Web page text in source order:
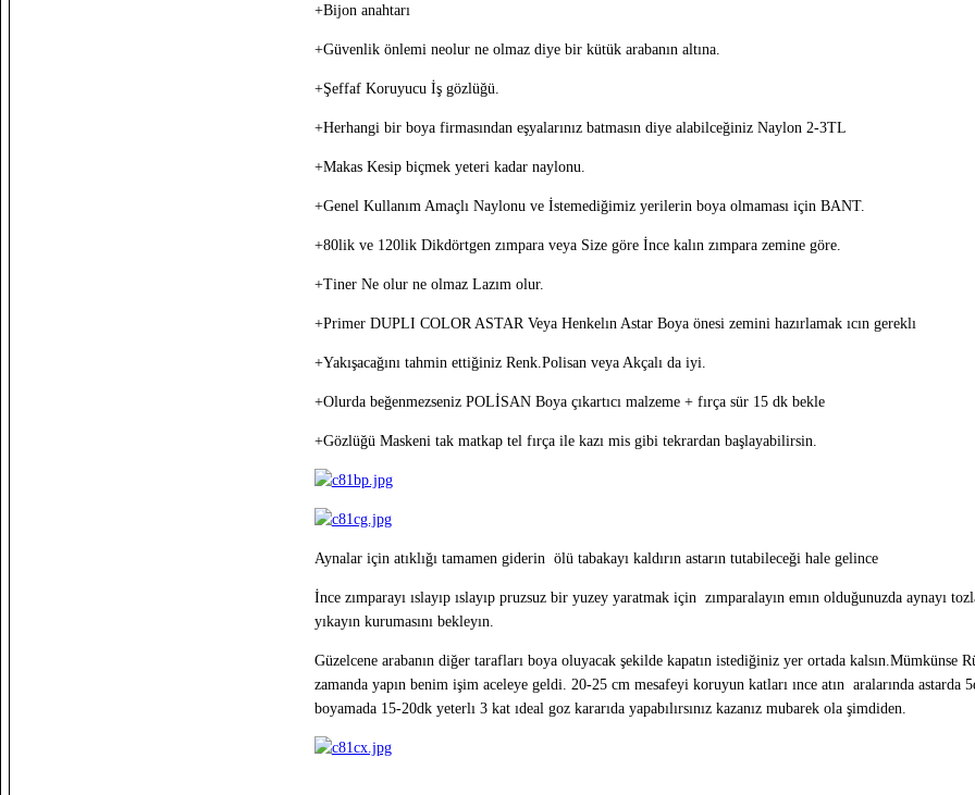
+Bijon anahtarı
+Güvenlik önlemi neolur ne olmaz diye bir kütük arabanın altına.
+Şeffaf Koruyucu İş gözlüğü.
+Herhangi bir boya firmasından eşyalarınız batmasın diye alabilceğiniz Naylon 2-3TL
+Makas Kesip biçmek yeteri kadar naylonu.
+Genel Kullanım Amaçlı Naylonu ve İstemediğimiz yerilerin boya olmaması için BANT.
+80lik ve 120lik Dikdörtgen zımpara veya Size göre İnce kalın zımpara zemine göre.
+Tiner Ne olur ne olmaz Lazım olur.
+Primer DUPLI COLOR ASTAR Veya Henkelın Astar Boya önesi zemini hazırlamak ıcın gereklı
+Yakışacağını tahmin ettiğiniz Renk.Polisan veya Akçalı da iyi.
+Olurda beğenmezseniz POLİSAN Boya çıkartıcı malzeme + fırça sür 15 dk bekle
+Gözlüğü Maskeni tak matkap tel fırça ile kazı mis gibi tekrardan başlayabilirsin.
Aynalar için atıklığı tamamen giderin ölü tabakayı kaldırın astarın tutabileceği hale gelince
İnce zımparayı ıslayıp ıslayıp pruzsuz bir yuzey yaratmak için zımparalayın emın olduğunuzda aynayı
yıkayın kurumasını bekleyın.
Güzelcene arabanın diğer tarafları boya oluyacak şekilde kapatın istediğiniz yer ortada kalsın.Mümkünse
zamanda yapın benim işim aceleye geldi. 20-25 cm mesafeyi koruyun katları ınce atın aralarında astarda
boyamada 15-20dk yeterlı 3 kat ıdeal goz kararıda yapabılırsınız kazanız mubarek ola şimdiden.